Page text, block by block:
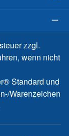
zzgl.
wenn nicht
Standard und
Warenzeichen